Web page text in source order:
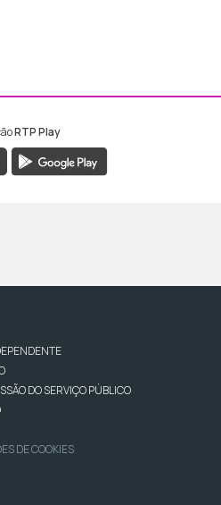
RTP Play
DO SERVIÇO PÚBLICO
DE COOKIES